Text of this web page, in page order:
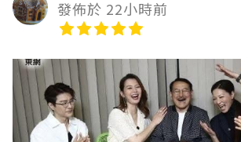
發佈於 22小時前